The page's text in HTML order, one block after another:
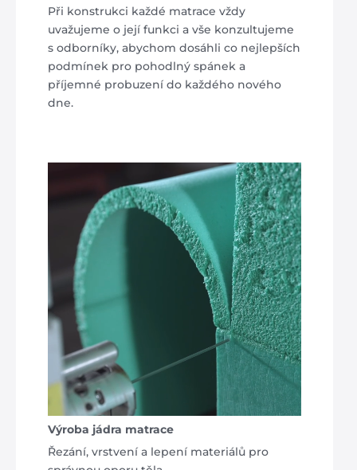
Při konstrukci každé matrace vždy
uvažujeme o její funkci a vše konzultujeme
s odborníky, abychom dosáhli co nejlepších
podmínek pro pohodlný spánek a
příjemné probuzení do každého nového
dne.
Výroba jádra matrace
Řezání, vrstvení a lepení materiálů pro